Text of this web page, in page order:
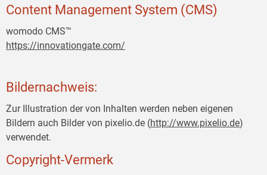
Content Management System (CMS)
womodo CMS™
https://innovationgate.com/
Bildernachweis:
Zur Illustration der von Inhalten werden neben eigenen
Bildern auch Bilder von pixelio.de (http://www.pixelio.de)
verwendet.
Copyright-Vermerk